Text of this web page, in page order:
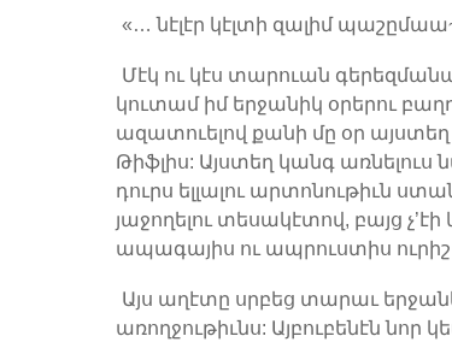
«… նէլէր կէլտի զալիմ
Մէկ ու կէս տարուան
կուտամ իմ երջանիկ օրերու
ազատուելով քանի մը օր
Թիֆլիս: Այստեղ կանգ
դուրս ելլալու արտոնութիւն
յաջողելու տեսակէտով, բայց
ապագայիս ու ապրուստիս ուրիշ
Այս աղէտը սրբեց տարաւ
առողջութիւնս: Այբուբենէն նոր